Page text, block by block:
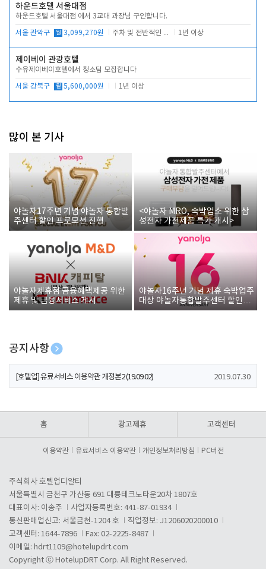
하운드호텔 서울대점
하운드호텔 서울대점 에서 3교대 과장님 구인합니다.
서울 관악구 월 3,099,270원 주차 및 전반적인 당번업무 1년 이상
제이베이 관광호텔
수유제이베이호텔에서 청소팀 모집합니다
서울 강북구 월 5,600,000원 1년 이상
많이 본 기사
야놀자17주년 기념 야놀자 통합발
주센터 할인 프로모션 진행
<야놀자 MRO, 숙박업소 위한 삼
성전자 가전제품 특가 개시>
야놀자제휴점 금융혜택제공 위한
제휴 및 금융서비스 게시
야놀자16주년 기념 제휴 숙박업주
대상 야놀자통합발주센터 할인쿠
폰 증정
공지사항
[호텔업] 개인정보 처리방침 개정본1 (19.09.02)
[호텔업] 유료서비스 이용약관 개정본2 (19.09.02) 2019.07.30
홈 광고제휴 고객센터
이용약관 유료서비스 이용약관 개인정보처리방침 PC버전
주식회사 호텔업디알티
서울특별시 금천구 가산동 691 대륭테크노타운20차 1807호
대표이사: 이송주
사업자등록번호: 441-87-01934
통신판매업신고: 서울금천-1204 호
직업정보: J1206020200010
고객센터: 1644-7896
Fax: 02-2225-8487
이메일: hdrt1109@hotelupdrt.com
Copyright ⓒ HotelupDRT Corp. All Right Reserved.